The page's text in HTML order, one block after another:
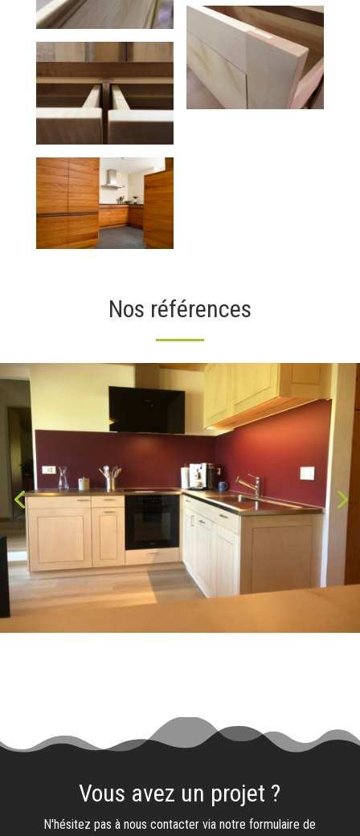
Nos références
Vous avez un projet ?
N'hésitez pas à nous contacter via notre formulaire de